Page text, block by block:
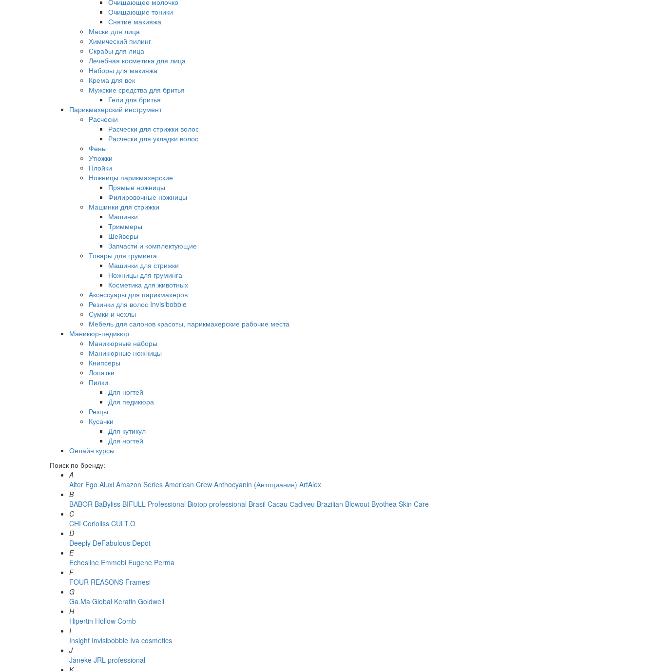
Очищающее молочко
Очищающие тоники
Снятие макияжа
Маски для лица
Химический пилинг
Скрабы для лица
Лечебная косметика для лица
Наборы для макияжа
Крема для век
Мужские средства для бритья
Гели для бритья
Парикмахерский инструмент
Расчески
Расчески для стрижки волос
Расчески для укладки волос
Фены
Утюжки
Плойки
Ножницы парикмахерские
Прямые ножницы
Филировочные ножницы
Машинки для стрижки
Машинки
Триммеры
Шейверы
Запчасти и комплектующие
Товары для груминга
Машинки для стрижки
Ножницы для груминга
Косметика для животных
Аксессуары для парикмахеров
Резинки для волос Invisibobble
Сумки и чехлы
Мебель для салонов красоты, парикмахерские рабочие места
Маникюр-педикюр
Маникюрные наборы
Маникюрные ножницы
Книпсеры
Лопатки
Пилки
Для ногтей
Для педикюра
Резцы
Кусачки
Для кутикул
Для ногтей
Онлайн курсы
Поиск по бренду:
A
Alter Ego Aluxi Amazon Series American Crew Anthocyanin (Антоцианин) ArtAlex
B
BABOR BaByliss BIFULL Professional Biotop professional Brasil Cacau Сadiveu Brazilian Blowout Byothea Skin Care
C
CHI Corioliss CULT.O
D
Deeply DeFabulous Depot
E
Echosline Emmebi Eugene Perma
F
FOUR REASONS Framesi
G
Ga.Ma Global Keratin Goldwell
H
Hipertin Hollow Comb
I
Insight Invisibobble Iva cosmetics
J
Janeke JRL professional